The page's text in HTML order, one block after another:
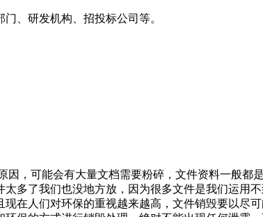
、研发机构、招投标公司等。
因，可能会有大量文档需要粉碎，文件资料一般都
多了我们也没地方放，因为很多文件是我们运用
在人们对环保的重视越来越高，文件销毁要以尽